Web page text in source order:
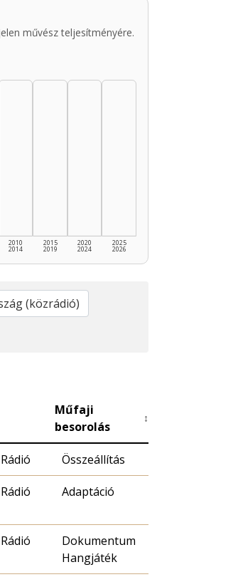
művész teljesítményére.
2010
2014
2015
2019
2020
2024
2025
2026
Műfaji
besorolás
↕
Összeállítás
Adaptáció
Dokumentum
Hangjáték